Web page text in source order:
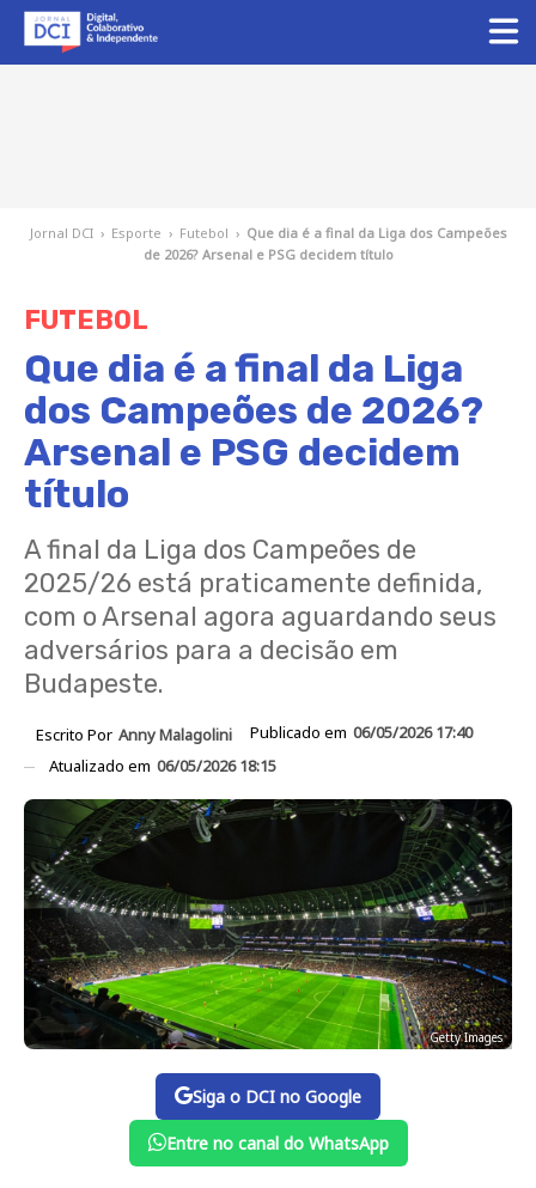
Jornal DCI › Esporte › Futebol › Que dia é a final da Liga dos Campeões
de 2026? Arsenal e PSG decidem título
FUTEBOL
Que dia é a final da Liga
dos Campeões de 2026?
Arsenal e PSG decidem
título
A final da Liga dos Campeões de
2025/26 está praticamente definida,
com o Arsenal agora aguardando seus
adversários para a decisão em
Budapeste.
Escrito Por Anny Malagolini Publicado em 06/05/2026 17:40
Atualizado em 06/05/2026 18:15
Getty Images
Siga o DCI no Google
Entre no canal do WhatsApp